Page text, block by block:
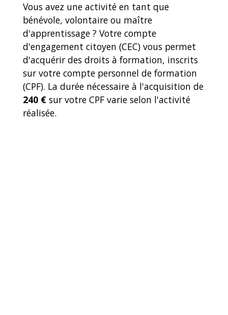
Vous avez une activité en tant que
bénévole, volontaire ou maître
d'apprentissage ? Votre compte
d'engagement citoyen (CEC) vous permet
d'acquérir des droits à formation, inscrits
sur votre compte personnel de formation
(CPF). La durée nécessaire à l'acquisition de
240 € sur votre CPF varie selon l'activité
réalisée.